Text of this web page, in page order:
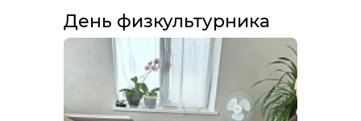
День физкультурника